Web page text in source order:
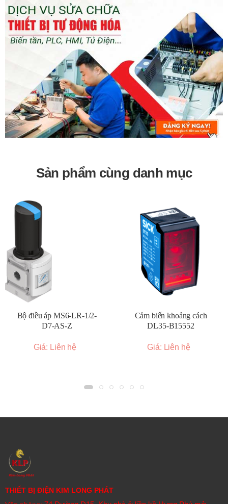
Sản phẩm cùng danh mục
Bộ điều áp MS6-LR-1/2-
D7-AS-Z
Giá: Liên hệ
Cảm biến khoảng cách
DL35-B15552
Giá: Liên hệ
THIẾT BỊ ĐIỆN KIM LONG PHÁT